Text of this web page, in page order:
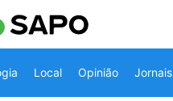
Local Opinião Jornais